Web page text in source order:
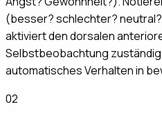
(besser? schlechter?
aktiviert den dorsalen
Selbstbeobachtung
automatisches Verhalten in
02